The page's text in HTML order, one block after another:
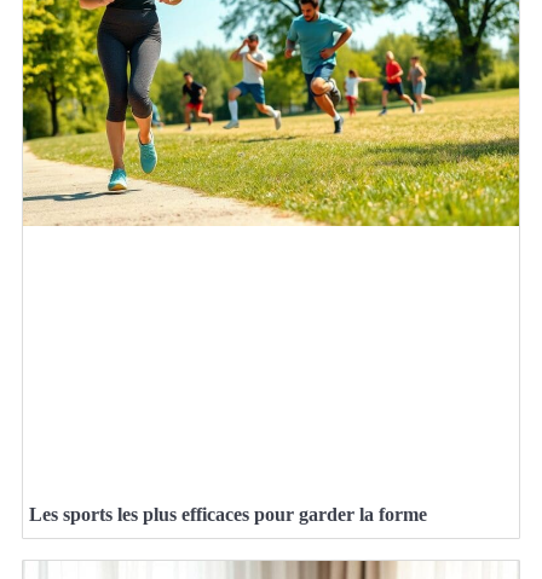
Les sports les plus efficaces pour garder la forme